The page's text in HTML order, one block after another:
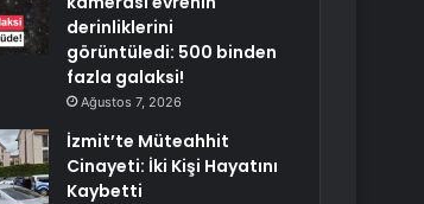
derinliklerini
görüntüledi: 500 binden
fazla galaksi!
Ağustos 7, 2026
İzmit’te Müteahhit
Cinayeti: İki Kişi Hayatını
Kaybetti